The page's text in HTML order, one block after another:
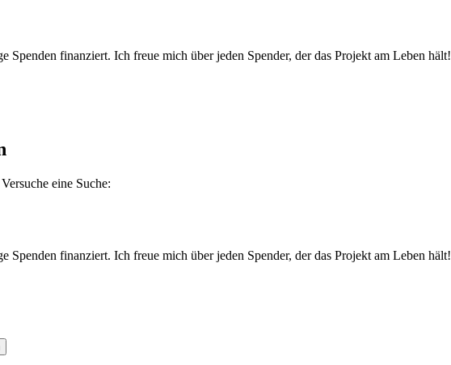
Spenden finanziert. Ich freue mich über jeden Spender, der das Projekt am Leben hält!
eine Suche:
Spenden finanziert. Ich freue mich über jeden Spender, der das Projekt am Leben hält!